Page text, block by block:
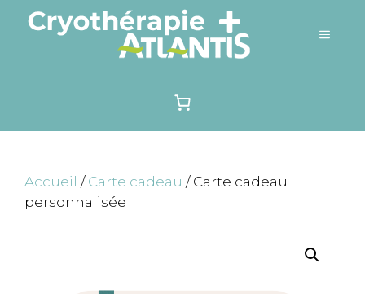
Menu
Accueil / Carte cadeau / Carte cadeau
personnalisée